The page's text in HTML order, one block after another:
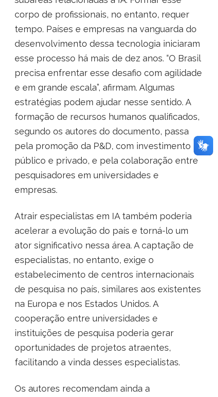
corpo de profissionais, no entanto, requer
tempo. Países e empresas na vanguarda do
desenvolvimento dessa tecnologia iniciaram
esse processo há mais de dez anos. “O Brasil
precisa enfrentar esse desafio com agilidade
e em grande escala”, afirmam. Algumas
estratégias podem ajudar nesse sentido. A
formação de recursos humanos qualificados,
segundo os autores do documento, passa
pela promoção da P&D, com investimento
público e privado, e pela colaboração entre
pesquisadores em universidades e
empresas.
Atrair especialistas em IA também poderia
acelerar a evolução do país e torná-lo um
ator significativo nessa área. A captação de
especialistas, no entanto, exige o
estabelecimento de centros internacionais
de pesquisa no país, similares aos existentes
na Europa e nos Estados Unidos. A
cooperação entre universidades e
instituições de pesquisa poderia gerar
oportunidades de projetos atraentes,
facilitando a vinda desses especialistas.
Os autores recomendam ainda a